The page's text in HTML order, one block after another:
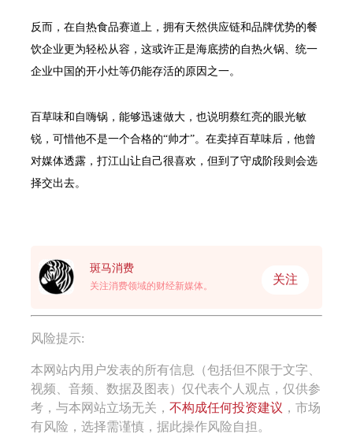
反而，在自热食品赛道上，拥有天然供应链和品牌优势的餐
饮企业更为轻松从容，这或许正是海底捞的自热火锅、统一
企业中国的开小灶等仍能存活的原因之一。
百草味和自嗨锅，能够迅速做大，也说明蔡红亮的眼光敏
锐，可惜他不是一个合格的“帅才”。在卖掉百草味后，他曾
对媒体透露，打江山让自己很喜欢，但到了守成阶段则会选
择交出去。
斑马消费
关注消费领域的财经新媒体。 关注
风险提示:
本网站内用户发表的所有信息（包括但不限于文字、
视频、音频、数据及图表）仅代表个人观点，仅供参
考，与本网站立场无关， 不构成任何投资建议 ，市场
有风险，选择需谨慎，据此操作风险自担。